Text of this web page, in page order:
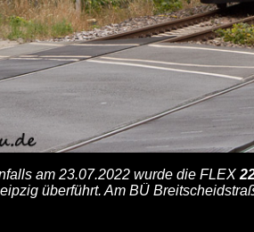
am 23.07.2022 wurde die FLEX
überführt. Am BÜ